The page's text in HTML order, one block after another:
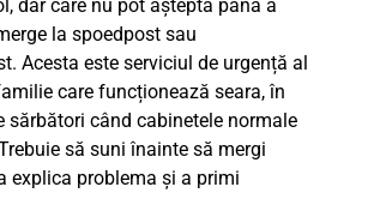
dar care nu pot aștepta până a
la spoedpost sau
Acesta este serviciul de urgență al
care funcționează seara, în
sărbători când cabinetele normale
să suni înainte să mergi
explica problema și a primi